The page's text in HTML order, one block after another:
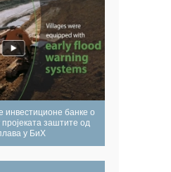
инвестиционе банке о
заштите од
у БиХ